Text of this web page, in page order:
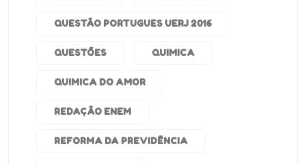
QUESTÃO PORTUGUES UERJ 2016
QUESTÕES QUIMICA
QUIMICA DO AMOR
REDAÇÃO ENEM
REFORMA DA PREVIDÊNCIA